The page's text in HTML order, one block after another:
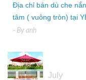
Địa chỉ bán dù che
tâm ( vuông tròn) tại
- By anh
July